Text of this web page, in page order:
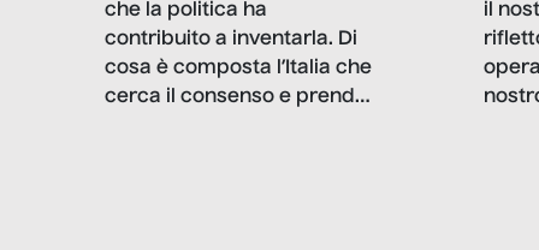
che la politica ha
contribuito a inventarla. Di
cosa è composta l’Italia che
cerca il consenso e prende
il